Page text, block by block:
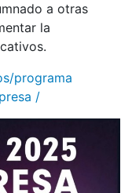
a otras
la
programa
/